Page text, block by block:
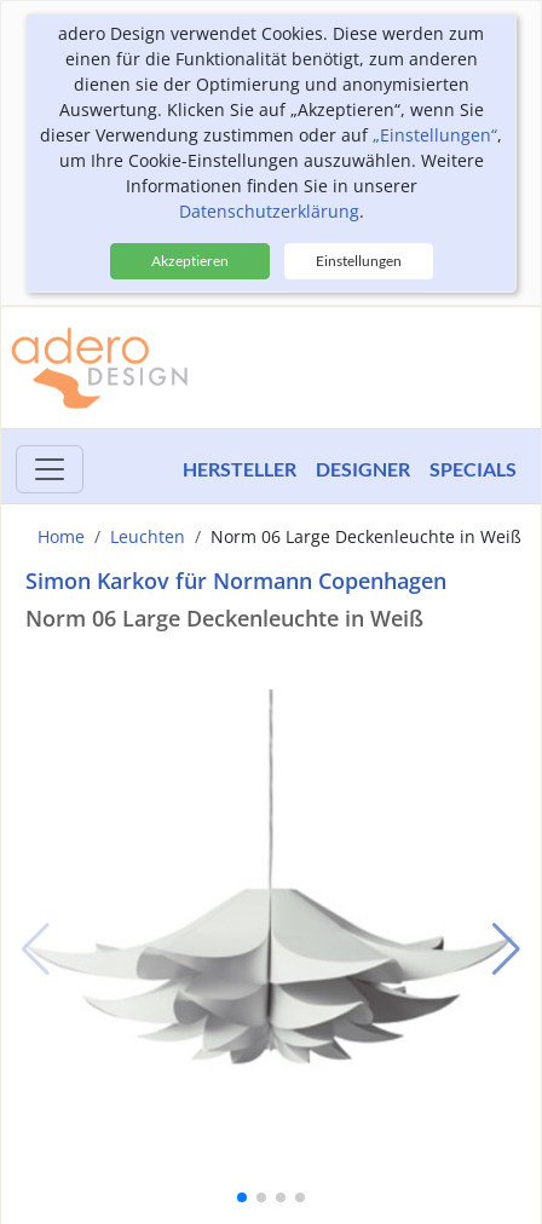
adero Design verwendet Cookies. Diese werden zum
einen für die Funktionalität benötigt, zum anderen
dienen sie der Optimierung und anonymisierten
Auswertung. Klicken Sie auf „Akzeptieren“, wenn Sie
dieser Verwendung zustimmen oder auf„Einstellungen“,
um Ihre Cookie-Einstellungen auszuwählen. Weitere
Informationen finden Sie in unserer
Datenschutzerklärung.
Akzeptieren Einstellungen
HERSTELLER DESIGNER SPECIALS
Home Leuchten Norm 06 Large Deckenleuchte in Weiß
Simon Karkov für Normann Copenhagen
Norm 06 Large Deckenleuchte in Weiß